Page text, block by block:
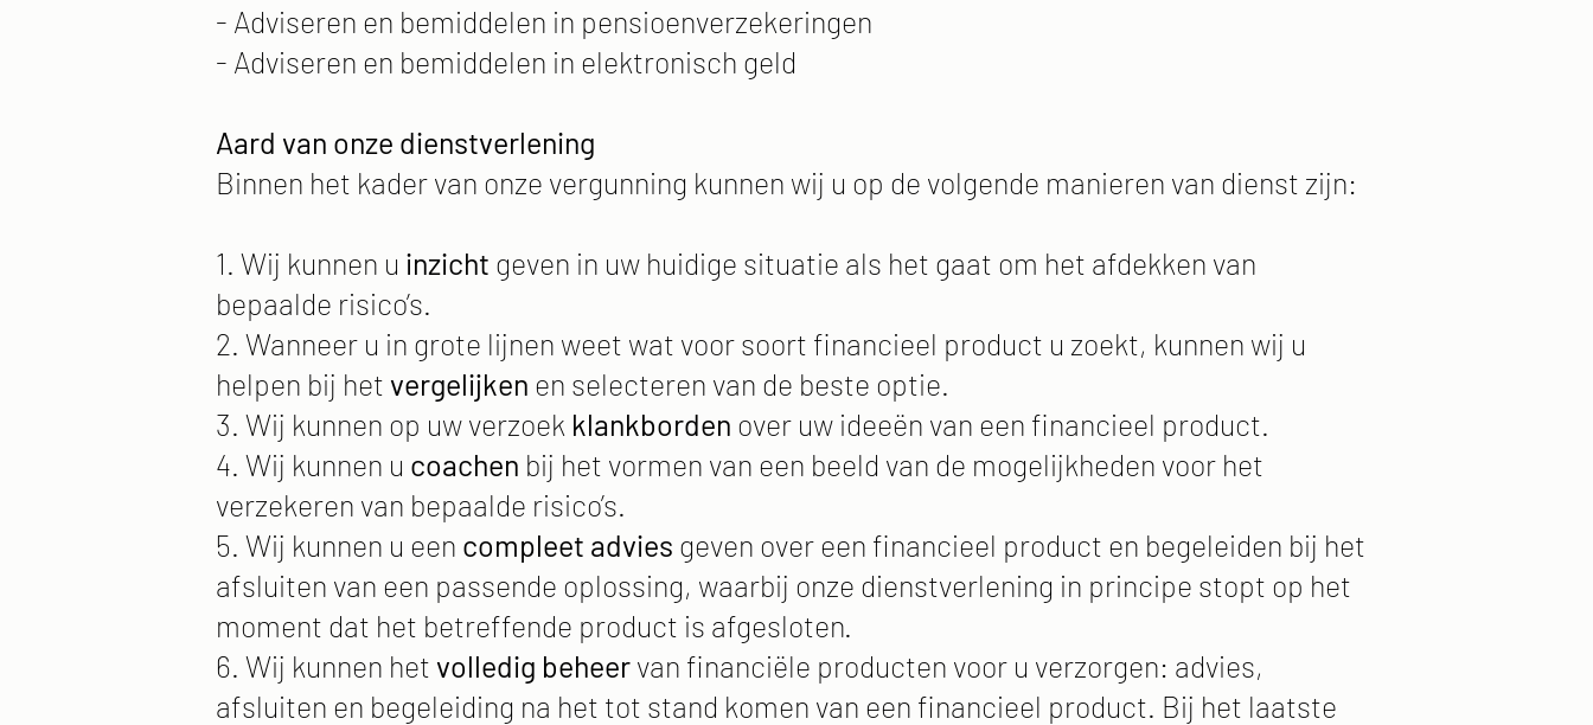
- Adviseren en bemiddelen in pensioenverzekeringen
- Adviseren en bemiddelen in elektronisch geld
Aard van onze dienstverlening
Binnen het kader van onze vergunning kunnen wij u op de volgende manieren van dienst zijn:
1. Wij kunnen u inzicht geven in uw huidige situatie als het gaat om het afdekken van
bepaalde risico’s.
2. Wanneer u in grote lijnen weet wat voor soort financieel product u zoekt, kunnen wij u
helpen bij het vergelijken en selecteren van de beste optie.
3. Wij kunnen op uw verzoek klankborden over uw ideeën van een financieel product.
4. Wij kunnen u coachen bij het vormen van een beeld van de mogelijkheden voor het
verzekeren van bepaalde risico’s.
5. Wij kunnen u een compleet advies geven over een financieel product en begeleiden bij het
afsluiten van een passende oplossing, waarbij onze dienstverlening in principe stopt op het
moment dat het betreffende product is afgesloten.
6. Wij kunnen het volledig beheer van financiële producten voor u verzorgen: advies,
afsluiten en begeleiding na het tot stand komen van een financieel product. Bij het laatste